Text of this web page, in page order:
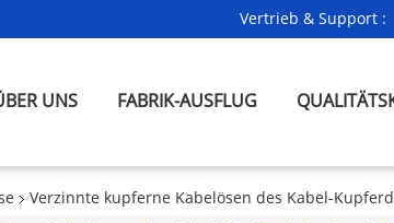
Vertrieb & Support :
UNS FABRIK-AUSFLUG
Verzinnte kupferne Kabelösen des Kabel-